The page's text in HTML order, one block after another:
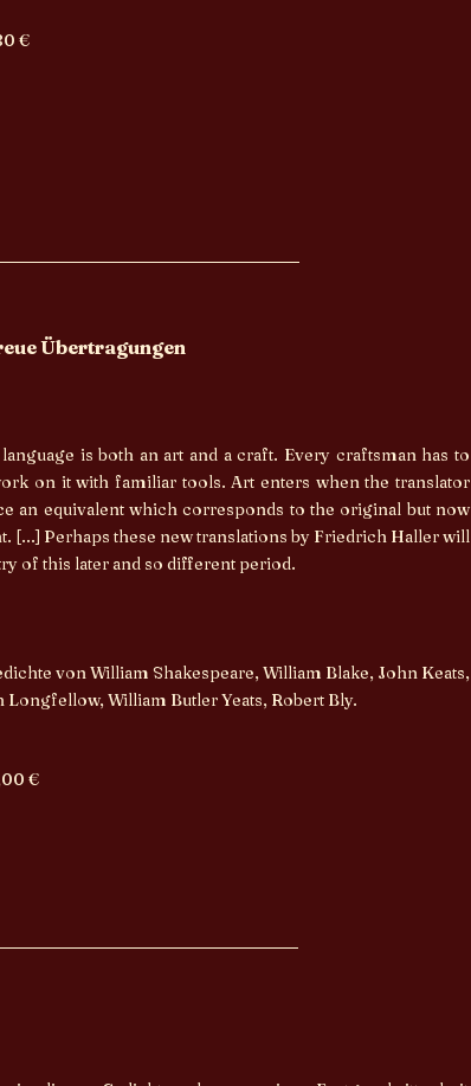
€
Übertragungen
is both an art and a craft. Every craftsman has to
on it with familiar tools. Art enters when the translator
an equivalent which corresponds to the original but now
[...] Perhaps these new translations by Friedrich Haller will
of this later and so different period.
von William Shakespeare, William Blake, John Keats,
William Butler Yeats, Robert Bly.
€